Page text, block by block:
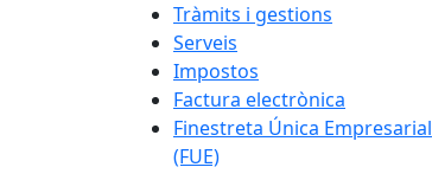
Tràmits i gestions
Serveis
Impostos
Factura electrònica
Finestreta Única Empresarial
(FUE)